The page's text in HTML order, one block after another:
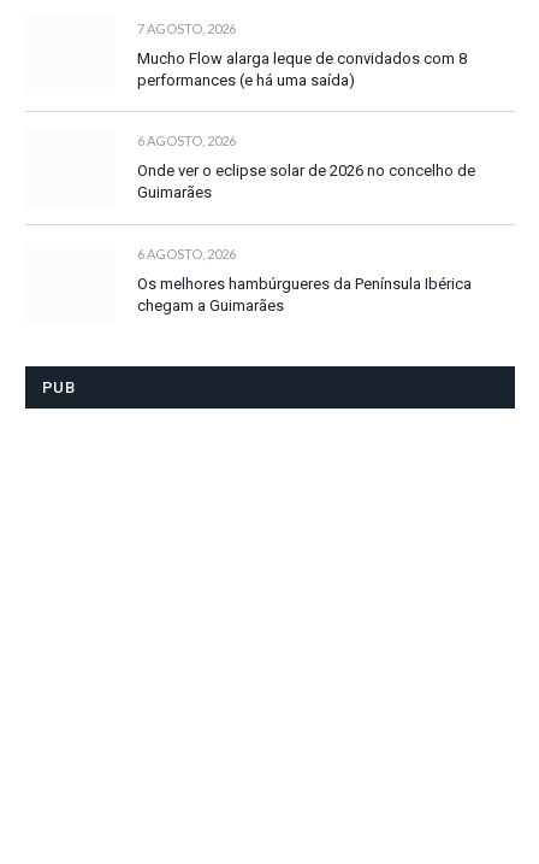
7 AGOSTO, 2026
Mucho Flow alarga leque de convidados com 8
performances (e há uma saída)
6 AGOSTO, 2026
Onde ver o eclipse solar de 2026 no concelho de
Guimarães
6 AGOSTO, 2026
Os melhores hambúrgueres da Península Ibérica
chegam a Guimarães
PUB